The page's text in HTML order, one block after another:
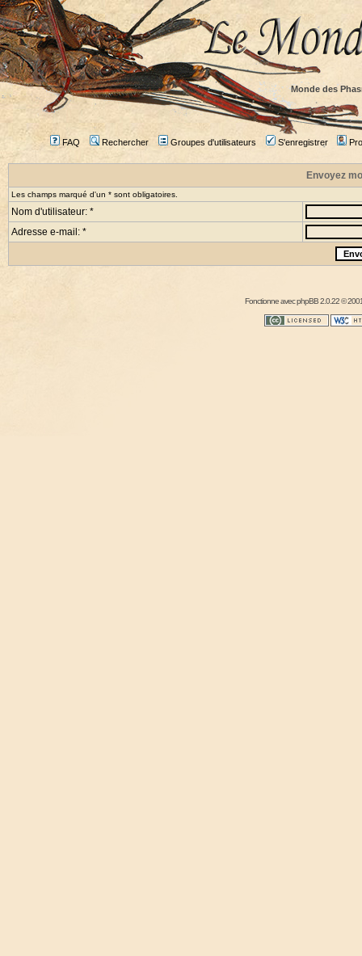
Monde des
FAQ Rechercher Groupes d'utilisateurs S'enregistrer
Envoyez
Les champs marqué d'un * sont obligatoires.
Nom d'utilisateur: *
Adresse e-mail: *
Fonctionne avecphpBB2.0.22 ©